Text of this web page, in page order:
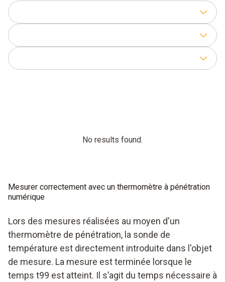
No results found.
Mesurer correctement avec un thermomètre à pénétration
numérique
Lors des mesures réalisées au moyen d'un
thermomètre de pénétration, la sonde de
température est directement introduite dans l'objet
de mesure. La mesure est terminée lorsque le
temps t99 est atteint. Il s’agit du temps nécessaire à